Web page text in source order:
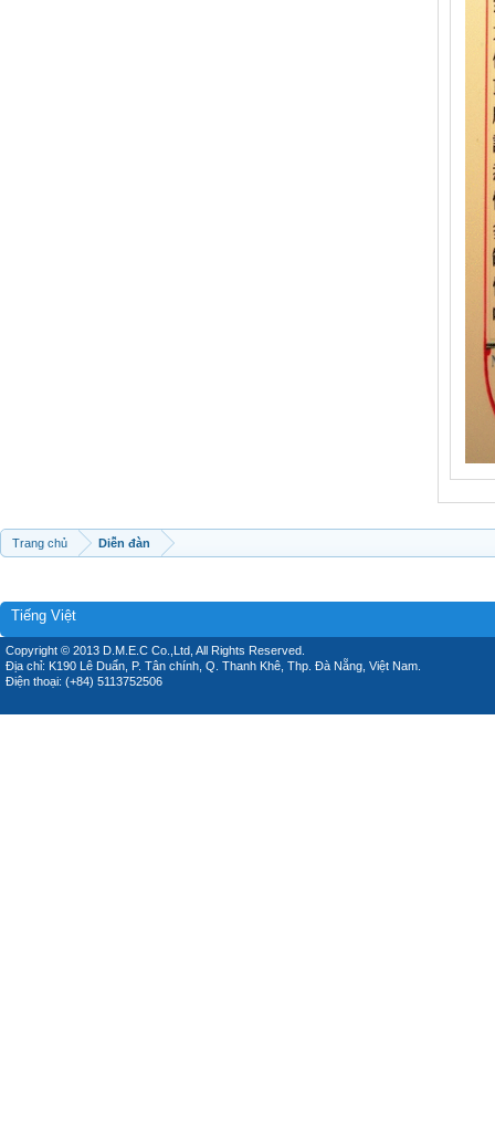
Trang chủ Diễn đàn
Tiếng Việt
Copyright © 2013 D.M.E.C Co.,Ltd, All Rights Reserved.
Địa chỉ: K190 Lê Duẩn, P. Tân chính, Q. Thanh Khê, Thp. Đà Nẵng, Việt Nam.
Điện thoại: (+84) 5113752506